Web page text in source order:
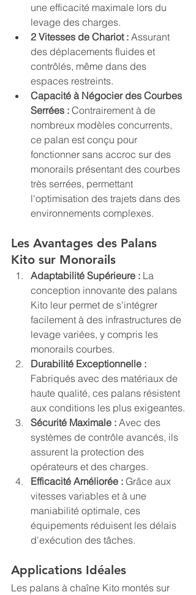
une efficacité maximale lors du
levage des charges.
2 Vitesses de Chariot : Assurant
des déplacements fluides et
contrôlés, même dans des
espaces restreints.
Capacité à Négocier des Courbes
Serrées : Contrairement à de
nombreux modèles concurrents,
ce palan est conçu pour
fonctionner sans accroc sur des
monorails présentant des courbes
très serrées, permettant
l'optimisation des trajets dans des
environnements complexes.
Les Avantages des Palans
Kito sur Monorails
Adaptabilité Supérieure : La
conception innovante des palans
Kito leur permet de s'intégrer
facilement à des infrastructures de
levage variées, y compris les
monorails courbes.
Durabilité Exceptionnelle :
Fabriqués avec des matériaux de
haute qualité, ces palans résistent
aux conditions les plus exigeantes.
Sécurité Maximale : Avec des
systèmes de contrôle avancés, ils
assurent la protection des
opérateurs et des charges.
Efficacité Améliorée : Grâce aux
vitesses variables et à une
maniabilité optimale, ces
équipements réduisent les délais
d'exécution des tâches.
Applications Idéales
Les palans à chaîne Kito montés sur